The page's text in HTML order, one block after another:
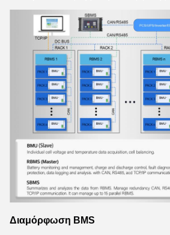
Διαμόρφωση BMS